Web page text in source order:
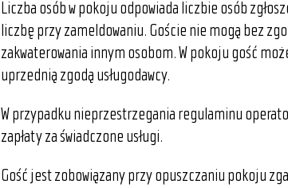
Liczba osób w pokoju odpowiada liczbie osób
liczbę przy zameldowaniu. Goście nie mogą bez
zakwaterowania innym osobom. W pokoju gość
uprzednią zgodą usługodawcy.
W przypadku nieprzestrzegania regulaminu
zapłaty za świadczone usługi.
Gość jest zobowiązany przy opuszczaniu pokoju